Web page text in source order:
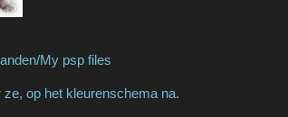
My psp files
op het kleurenschema na.